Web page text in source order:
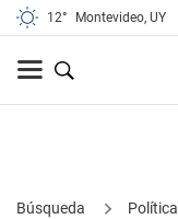
12° Montevideo, UY
Búsqueda Política